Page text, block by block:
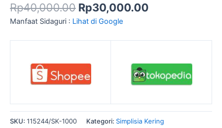
Rp40,000.00 Rp30,000.00
Manfaat Sidaguri : Lihat di Google
SKU: 115244/SK-1000 Kategori: Simplisia Kering